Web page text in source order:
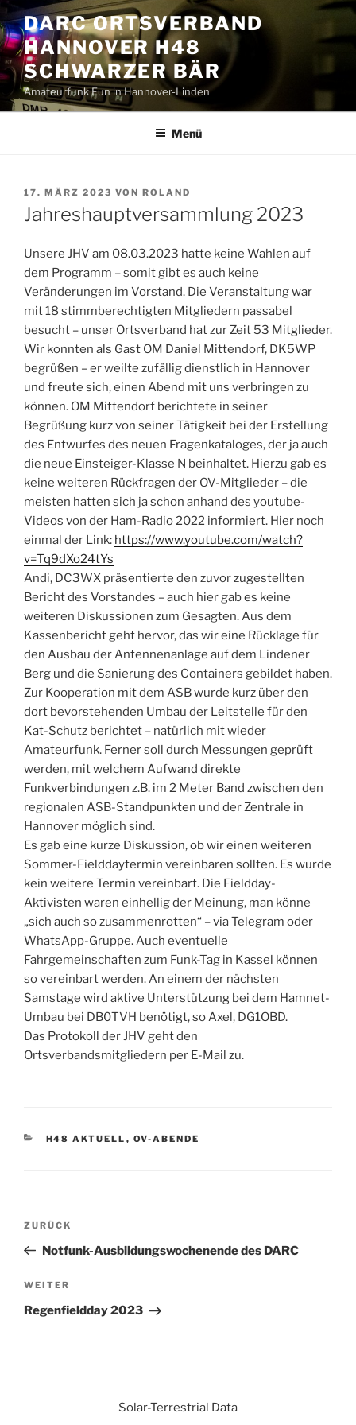
Zum
Inhalt
springen
DARC ORTSVERBAND
HANNOVER H48
SCHWARZER BÄR
Amateurfunk Fun in Hannover-Linden
Menü
VERÖFFENTLICHT
AM
17. MÄRZ 2023 VON ROLAND
Jahreshauptversammlung 2023
Unsere JHV am 08.03.2023 hatte keine Wahlen auf
dem Programm – somit gibt es auch keine
Veränderungen im Vorstand. Die Veranstaltung war
mit 18 stimmberechtigten Mitgliedern passabel
besucht – unser Ortsverband hat zur Zeit 53 Mitglieder.
Wir konnten als Gast OM Daniel Mittendorf, DK5WP
begrüßen – er weilte zufällig dienstlich in Hannover
und freute sich, einen Abend mit uns verbringen zu
können. OM Mittendorf berichtete in seiner
Begrüßung kurz von seiner Tätigkeit bei der Erstellung
des Entwurfes des neuen Fragenkataloges, der ja auch
die neue Einsteiger-Klasse N beinhaltet. Hierzu gab es
keine weiteren Rückfragen der OV-Mitglieder – die
meisten hatten sich ja schon anhand des youtube-
Videos von der Ham-Radio 2022 informiert. Hier noch
einmal der Link: https://www.youtube.com/watch?
v=Tq9dXo24tYs
Andi, DC3WX präsentierte den zuvor zugestellten
Bericht des Vorstandes – auch hier gab es keine
weiteren Diskussionen zum Gesagten. Aus dem
Kassenbericht geht hervor, das wir eine Rücklage für
den Ausbau der Antennenanlage auf dem Lindener
Berg und die Sanierung des Containers gebildet haben.
Zur Kooperation mit dem ASB wurde kurz über den
dort bevorstehenden Umbau der Leitstelle für den
Kat-Schutz berichtet – natürlich mit wieder
Amateurfunk. Ferner soll durch Messungen geprüft
werden, mit welchem Aufwand direkte
Funkverbindungen z.B. im 2 Meter Band zwischen den
regionalen ASB-Standpunkten und der Zentrale in
Hannover möglich sind.
Es gab eine kurze Diskussion, ob wir einen weiteren
Sommer-Fielddaytermin vereinbaren sollten. Es wurde
kein weitere Termin vereinbart. Die Fieldday-
Aktivisten waren einhellig der Meinung, man könne
„sich auch so zusammenrotten“ – via Telegram oder
WhatsApp-Gruppe. Auch eventuelle
Fahrgemeinschaften zum Funk-Tag in Kassel können
so vereinbart werden. An einem der nächsten
Samstage wird aktive Unterstützung bei dem Hamnet-
Umbau bei DB0TVH benötigt, so Axel, DG1OBD.
Das Protokoll der JHV geht den
Ortsverbandsmitgliedern per E-Mail zu.
KATEGORIEN
H48 AKTUELL , OV-ABENDE
Beitrags-
Vorheriger
Beitrag
ZURÜCK
Notfunk-Ausbildungswochenende des DARC
Nächster
Beitrag
WEITER
Regenfieldday 2023
Solar-Terrestrial Data